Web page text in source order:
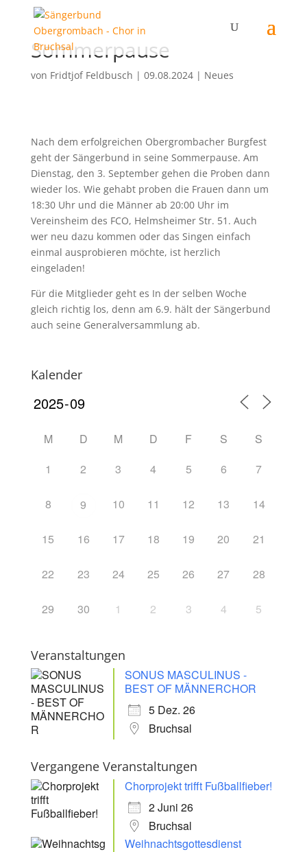
Sommerpause
von Fridtjof Feldbusch | 09.08.2024| Neues
Nach dem erfolgreichen Obergrombacher Burgfest
geht der Sängerbund in seine Sommerpause. Am
Dienstag, den 3. September gehen die Proben dann
wieder los. Wie gehabt proben die Frauen dann um
18:30 Uhr und die Männer ab 20:00 Uhr im
Vereinsheim des FCO, Helmsheimer Str. 51. Auch
wer neu dazu kommen oder das Singen einfach
einmal ausprobieren möchte, ist herzlich
eingeladen!
Für die Mitglieder geht es In der selben Woche
gleich richtig los, denn am 6.9. hält der Sängerbund
auch seine Generalversammlung ab.
Kalender
M D M D F S
S
1
2 3 4 5 6 7
8 9 10 11 12 13 14
15 16 17 18 19 20 21
22 23 24 25 26 27 28
29 30 1 2 3 4 5
Veranstaltungen
SONUS MASCULINUS -
BEST OF MÄNNERCHOR
5 Dez. 26
Bruchsal
Vergangene Veranstaltungen
Chorprojekt trifft Fußballfieber!
2 Juni 26
Bruchsal
Weihnachtsgottesdienst